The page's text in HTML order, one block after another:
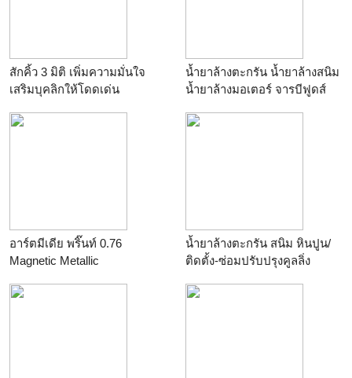
สักคิ้ว 3 มิติ เพิ่มความมั่นใจ
เสริมบุคลิกให้โดดเด่น
น้ำยาล้างตะกรัน น้ำยาล้างสนิม
น้ำยาล้างมอเตอร์ จารบีฟูดส์
อาร์ตมีเดีย พริ๊นท์ 0.76
Magnetic Metallic
น้ำยาล้างตะกรัน สนิม หินปูน/
ติดตั้ง-ซ่อมปรับปรุงคูลลิ่ง